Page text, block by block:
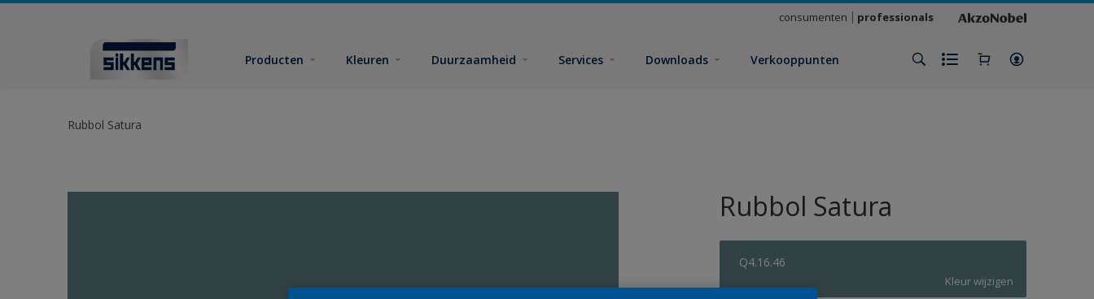
consumenten professionals
Producten Kleuren Duurzaamheid Services Downloads Verkooppunten
Rubbol Satura
Rubbol Satura
Q4.16.46
Kleur wijzigen